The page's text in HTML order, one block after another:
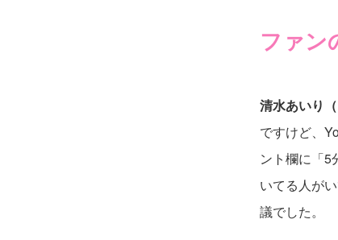
ファン
清水あいり
ですけど、
ント欄に「5
いてる人が
議でした。